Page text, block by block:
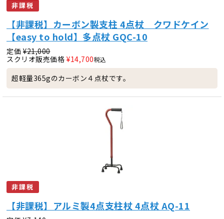
非課税
【非課税】カーボン製支柱 4点杖 クワドケイン
【easy to hold】多点杖 GQC-10
定価 ¥21,000
スクリオ販売価格 ¥14,700税込
超軽量365gのカーボン４点杖です。
非課税
【非課税】アルミ製4点支柱杖 4点杖 AQ-11